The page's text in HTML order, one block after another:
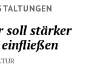
soll stärker